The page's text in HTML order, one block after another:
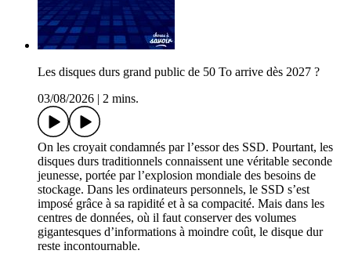
Les disques durs grand public de 50 To arrive dès 2027 ?
03/08/2026
2 mins.
On les croyait condamnés par l’essor des SSD. Pourtant, les
disques durs traditionnels connaissent une véritable seconde
jeunesse, portée par l’explosion mondiale des besoins de
stockage. Dans les ordinateurs personnels, le SSD s’est
imposé grâce à sa rapidité et à sa compacité. Mais dans les
centres de données, où il faut conserver des volumes
gigantesques d’informations à moindre coût, le disque dur
reste incontournable.